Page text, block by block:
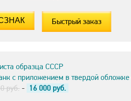
Быстрый заказ
образца СССР
с приложением в твердой обложке
руб. - 16 000 руб.